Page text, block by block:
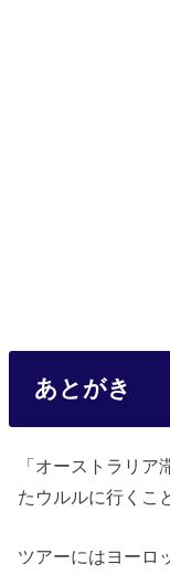
あとがき
「オーストラリ
たウルルに行くこ
ツアーにはヨーロ